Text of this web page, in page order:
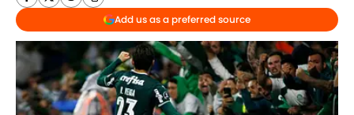
Add us as a preferred source